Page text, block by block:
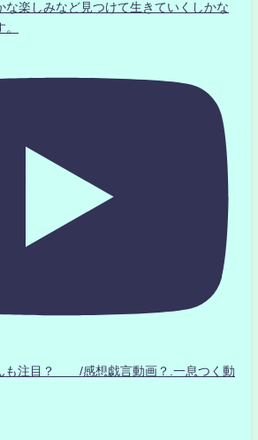
な楽しみなど見つけて生きていくしかな
も注目？ /感想戯言動画？.一息つく動